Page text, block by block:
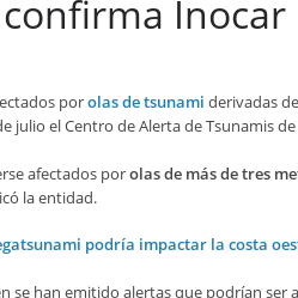
Inocar
porolas de tsunami derivadas
julio el Centro de Alerta de Tsunamis
afectados porolas de más de tres
la entidad.
podría impactar la costa
se han emitido alertas que podrían ser